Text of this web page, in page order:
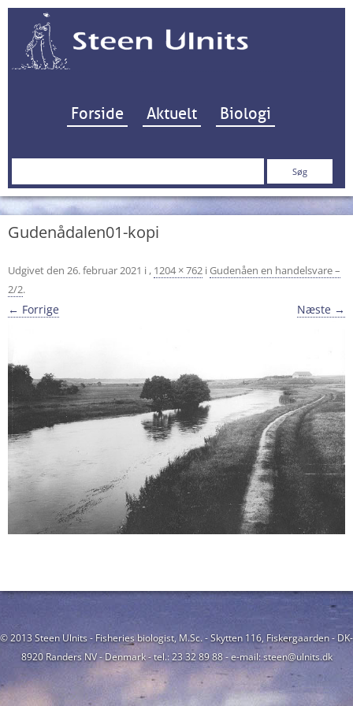
Hop til indhold
Forside Aktuelt Biologi
Søg
Gudenådalen01-kopi
Udgivet den 26. februar 2021 i , 1204 × 762 iGudenåen en handelsvare –
2/2.
← Forrige Næste →
© 2013 Steen Ulnits - Fisheries biologist, M.Sc. - Skytten 116, Fiskergaarden - DK-
8920 Randers NV - Denmark - tel.: 23 32 89 88 - e-mail: steen@ulnits.dk